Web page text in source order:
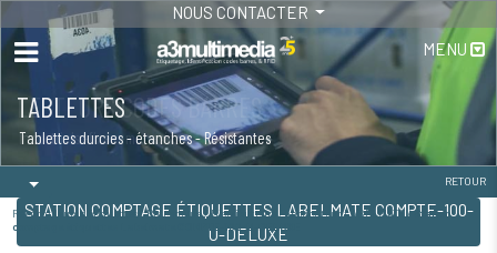
NOUS CONTACTER
MENU
TABLETTES
Tablettes durcies - étanches - Résistantes
STATION COMPTAGE ÉTIQUETTES LABELMATE COMPTE-100-
U-DELUXE
RETOUR
Réenrouleurs d'étiquettes / Refendeurs / Distributeurs / applicateur LABELMATE /Station
comptage étiquettes Labelmate COMPTE-100-U-DELUXE